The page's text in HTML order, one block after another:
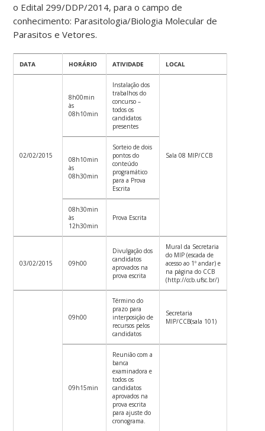
o Edital 299/DDP/2014, para o campo de
conhecimento: Parasitologia/Biologia Molecular de
Parasitos e Vetores.
DATA HORÁRIO ATIVIDADE LOCAL
02/02/2015
8h00min
às
08h10min
Instalação dos
trabalhos do
concurso –
todos os
candidatos
presentes
Sala 08 MIP/CCB
08h10min
às
08h30min
Sorteio de dois
pontos do
conteúdo
programático
para a Prova
Escrita
08h30min
às
12h30min
Prova Escrita
03/02/2015 09h00
Divulgação dos
candidatos
aprovados na
prova escrita
Mural da Secretaria
do MIP (escada de
acesso ao 1º andar) e
na página do CCB
(http://ccb.ufsc.br/)
09h00
Término do
prazo para
interposição de
recursos pelos
candidatos
Secretaria
MIP/CCB(sala 101)
09h15min
Reunião com a
banca
examinadora e
todos os
candidatos
aprovados na
prova escrita
para ajuste do
cronograma.